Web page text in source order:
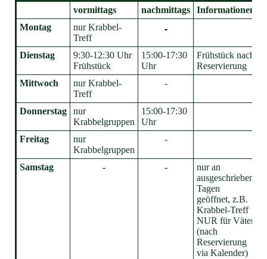
vormittags nachmittags
Informationen
Montag
nur Krabbel-
Treff
-
Dienstag
9:30-12:30 Uhr
Frühstück
15:00-17:30
Uhr
Frühstück nach
Reservierung
Mittwoch
nur Krabbel-
Treff
-
Donnerstag
nur
Krabbelgruppen
15:00-17:30
Uhr
Freitag
nur
Krabbelgruppen
-
Samstag - -
nur an
ausgeschrieben
Tagen
geöffnet, z.B.
Krabbel-Treff
NUR für Väter
(nach
Reservierung
via Kalender)